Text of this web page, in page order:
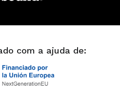
com a ajuda de: